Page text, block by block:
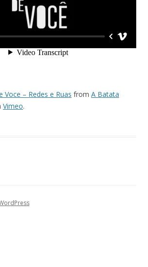
Voce – Redes e Ruas from A Batata
Vimeo.